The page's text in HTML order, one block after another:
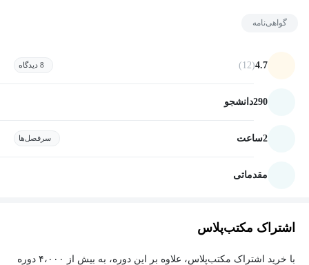
گواهی‌نامه
4.7
(12) 8 دیدگاه
290دانشجو
2ساعت سرفصل‌ها
مقدماتی
اشتراک مکتب‌پلاس
با خرید اشتراک مکتب‌پلاس، علاوه بر این دوره، به بیش از ۴،۰۰۰ دوره